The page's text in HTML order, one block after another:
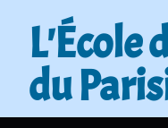
L'École
du